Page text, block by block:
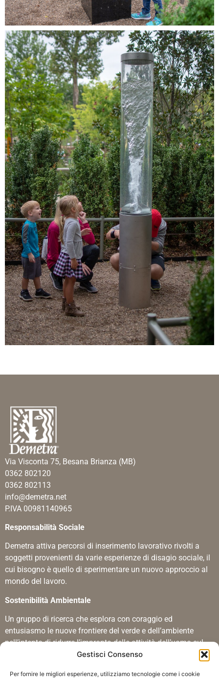
Gestisci Consenso
Per fornire le migliori esperienze, utilizziamo tecnologie come i cookie
Via Visconta 75, Besana Brianza (MB)
0362 802120
0362 802113
info@demetra.net
P.IVA 00981140965
Responsabilità Sociale
Demetra attiva percorsi di inserimento lavorativo rivolti a
soggetti provenienti da varie esperienze di disagio sociale, il
cui bisogno è quello di sperimentare un nuovo approccio al
mondo del lavoro.
Sostenibilità Ambientale
Un gruppo di ricerca che esplora con coraggio ed
entusiasmo le nuove frontiere del verde e dell’ambiente
nell’intento di ridurre l’impronta delle attività dell’uomo sul
Certificazioni